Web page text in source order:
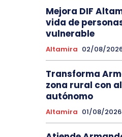
Mejora DIF
vida de
vulnerable
Altamira 02/08/
Transforma
zona rural con
autónomo
Altamira 01/08/2026